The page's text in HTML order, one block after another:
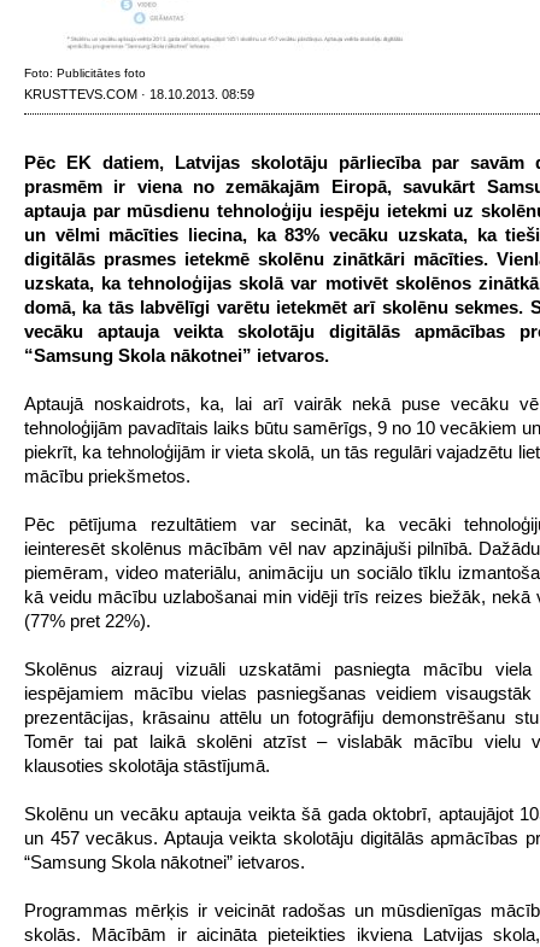
Foto: Publicitātes foto
KRUSTTEVS.COM · 18.10.2013. 08:59
Pēc EK datiem, Latvijas skolotāju pārliecība par savām
prasmēm ir viena no zemākajām Eiropā, savukārt
aptauja par mūsdienu tehnoloģiju iespēju ietekmi uz
un vēlmi mācīties liecina, ka 83% vecāku uzskata, ka
digitālās prasmes ietekmē skolēnu zinātkāri mācīties.
uzskata, ka tehnoloģijas skolā var motivēt skolēnos
domā, ka tās labvēlīgi varētu ietekmēt arī skolēnu sekmes.
vecāku aptauja veikta skolotāju digitālās apmācības
“Samsung Skola nākotnei” ietvaros.
Aptaujā noskaidrots, ka, lai arī vairāk nekā puse vecāku
tehnoloģijām pavadītais laiks būtu samērīgs, 9 no 10 vecākiem
piekrīt, ka tehnoloģijām ir vieta skolā, un tās regulāri vajadzētu
mācību priekšmetos.
Pēc pētījuma rezultātiem var secināt, ka vecāki
ieinteresēt skolēnus mācībām vēl nav apzinājuši pilnībā.
piemēram, video materiālu, animāciju un sociālo tīklu
kā veidu mācību uzlabošanai min vidēji trīs reizes biežāk, nekā
(77% pret 22%).
Skolēnus aizrauj vizuāli uzskatāmi pasniegta mācību
iespējamiem mācību vielas pasniegšanas veidiem visaugstāk
prezentācijas, krāsainu attēlu un fotogrāfiju demonstrēšanu
Tomēr tai pat laikā skolēni atzīst – vislabāk mācību vielu
klausoties skolotāja stāstījumā.
Skolēnu un vecāku aptauja veikta šā gada oktobrī, aptaujājot
un 457 vecākus. Aptauja veikta skolotāju digitālās apmācības
“Samsung Skola nākotnei” ietvaros.
Programmas mērķis irveicināt radošas un mūsdienīgas
skolās. Mācībām ir aicināta pieteikties ikviena Latvijas